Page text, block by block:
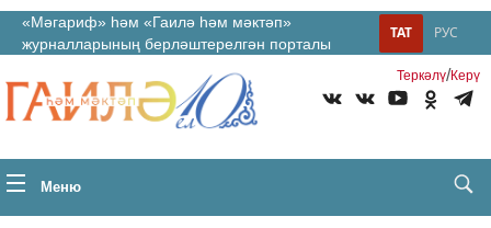
«Мәгариф» һәм «Гаилә һәм мәктәп»
журналларының берләштерелгән порталы
РУС
ТАТ
Теркəлү/Керү
Меню